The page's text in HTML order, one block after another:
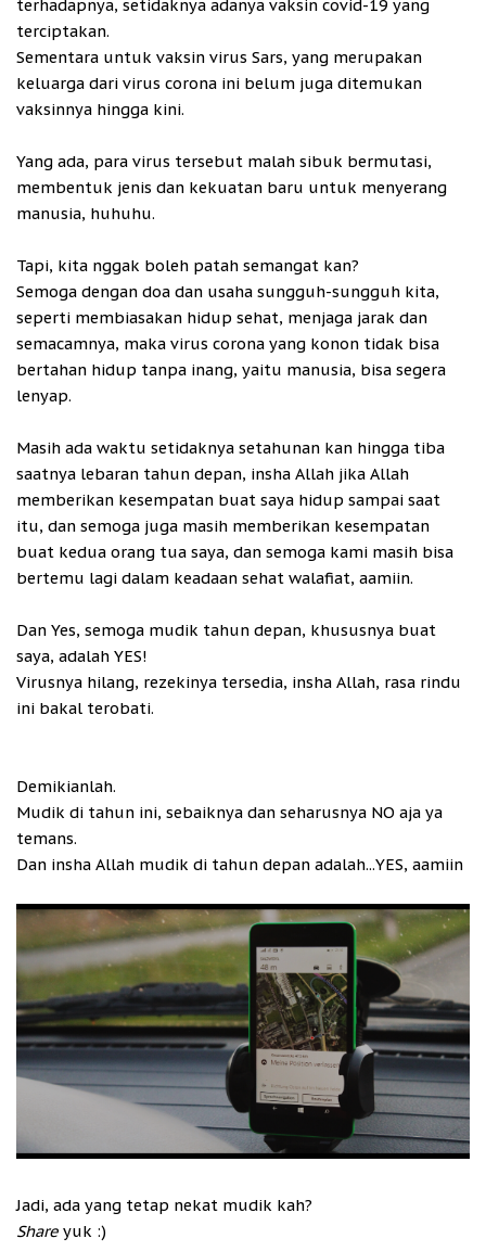
terhadapnya, setidaknya adanya vaksin covid-19 yang
terciptakan.
Sementara untuk vaksin virus Sars, yang merupakan
keluarga dari virus corona ini belum juga ditemukan
vaksinnya hingga kini.
Yang ada, para virus tersebut malah sibuk bermutasi,
membentuk jenis dan kekuatan baru untuk menyerang
manusia, huhuhu.
Tapi, kita nggak boleh patah semangat kan?
Semoga dengan doa dan usaha sungguh-sungguh kita,
seperti membiasakan hidup sehat, menjaga jarak dan
semacamnya, maka virus corona yang konon tidak bisa
bertahan hidup tanpa inang, yaitu manusia, bisa segera
lenyap.
Masih ada waktu setidaknya setahunan kan hingga tiba
saatnya lebaran tahun depan, insha Allah jika Allah
memberikan kesempatan buat saya hidup sampai saat
itu, dan semoga juga masih memberikan kesempatan
buat kedua orang tua saya, dan semoga kami masih bisa
bertemu lagi dalam keadaan sehat walafiat, aamiin.
Dan Yes, semoga mudik tahun depan, khususnya buat
saya, adalah YES!
Virusnya hilang, rezekinya tersedia, insha Allah, rasa rindu
ini bakal terobati.
Demikianlah.
Mudik di tahun ini, sebaiknya dan seharusnya NO aja ya
temans.
Dan insha Allah mudik di tahun depan adalah...YES, aamiin
Jadi, ada yang tetap nekat mudik kah?
Share yuk :)